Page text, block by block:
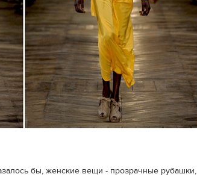
бы, женские вещи - прозрачные рубашки,